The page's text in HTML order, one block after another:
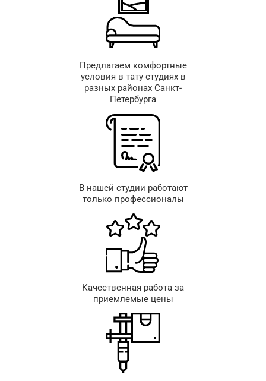
Предлагаем комфортные
условия в тату студиях в
разных районах Санкт-
Петербурга
В нашей студии работают
только профессионалы
Качественная работа за
приемлемые цены